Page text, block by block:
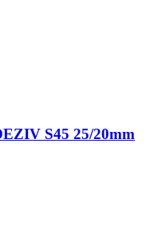
S45 25/20mm